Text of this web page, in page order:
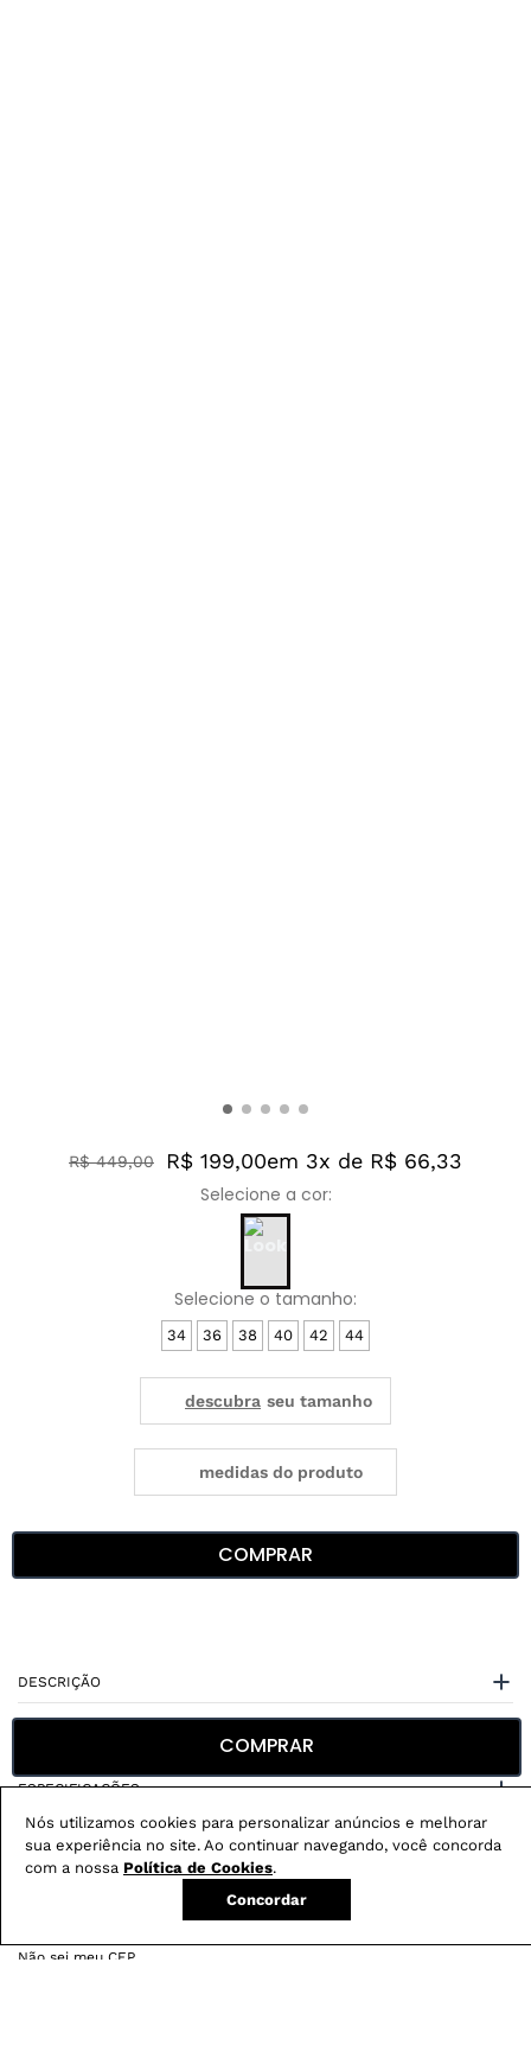
Nós utilizamos cookies para personalizar anúncios e melhorar
sua experiência no site. Ao continuar navegando, você concorda
com a nossa Política de Cookies.
Concordar
R$ 449,00 R$ 199,00em 3x de R$ 66,33
34 36 38 40 42 44
medidas do produto
COMPRAR
DESCRIÇÃO
ESPECIFICAÇÕES
Não sei meu CEP
COMPRAR